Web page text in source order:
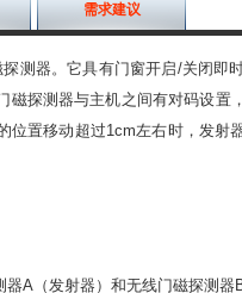
需求建议
测器。它具有门窗开启/关闭即
磁探测器与主机之间有对码设
位置移动超过1cm左右时，发射
器A （发射器）和无线门磁探测器